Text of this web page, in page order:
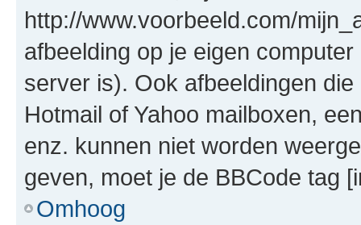
http://www.voorbeeld.com/
afbeelding op je eigen
server is). Ook afbeeldingen
Hotmail of Yahoo mailboxen,
enz. kunnen niet worden
geven, moet je de BBCode tag
Omhoog